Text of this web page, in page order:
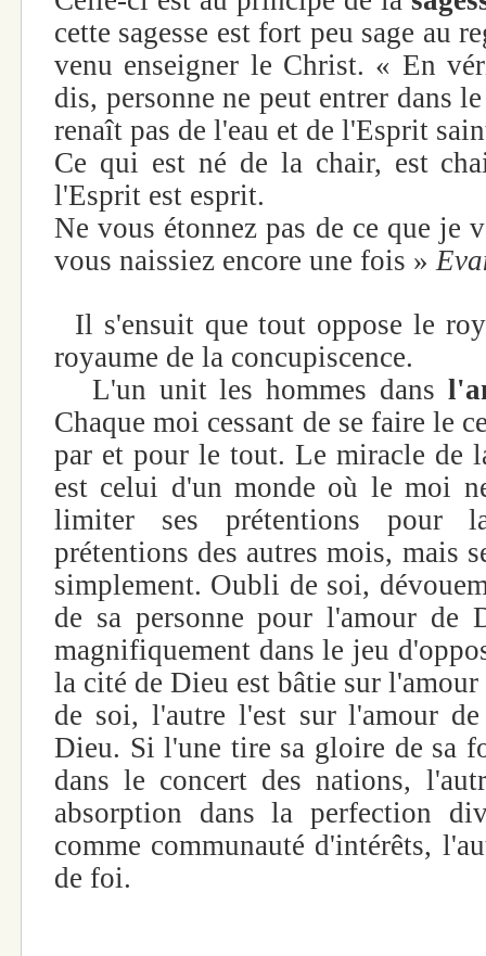
cette sagesse est fort peu sage au
venu enseigner le Christ. « En
dis, personne ne peut entrer dans
renaît pas de l'eau et de l'Esprit
Ce qui est né de la chair, est
l'Esprit est esprit.
Ne vous étonnez pas de ce que je
vous naissiez encore une fois »
Il s'ensuit que tout oppose le
royaume de la concupiscence.
L'un unit les hommes dans
Chaque moi cessant de se faire le
par et pour le tout. Le miracle de
est celui d'un monde où le moi
limiter ses prétentions pour
prétentions des autres mois, mais
simplement. Oubli de soi,
de sa personne pour l'amour de
magnifiquement dans le jeu
la cité de Dieu est bâtie sur
de soi, l'autre l'est sur l'amour
Dieu. Si l'une tire sa gloire de sa
dans le concert des nations,
absorption dans la perfection
comme communauté d'intérêts,
de foi.